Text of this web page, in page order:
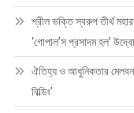
শ্রীল ভক্তি স্বরুপ তীর্থ
‘গোপাল’স প্রসাদম হল’
ঐতিহ্য ও আধুনিকতার
বিল্ডিং’